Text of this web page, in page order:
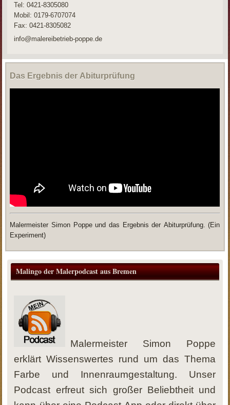
Tel: 0421-8305080
Mobil: 0179-6707074
Fax:0421-8305082
info@malereibetrieb-poppe.de
Das Ergebnis der Abiturprüfung
Malermeister Simon Poppe und das Ergebnis der Abiturprüfung. (Ein
Experiment)
Malingo der Malerpodcast aus Bremen
Malermeister Simon Poppe
erklärt Wissenswertes rund um das Thema
Farbe und Innenraumgestaltung. Unser
Podcast erfreut sich großer Beliebtheit und